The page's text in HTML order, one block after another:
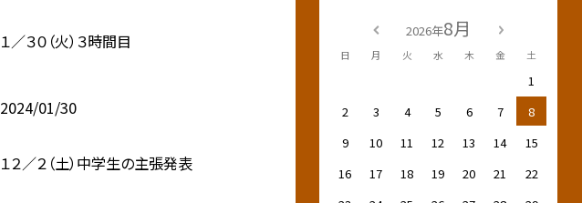
１／３０（火）３時間目
2024/01/30
１２／２（土）中学生の主張発表
2026年8月
日 月 火 水 木 金 土
1
2
3 4 5 6 7
8
9
10 11 12 13 14
15
16
17 18 19 20 21
22